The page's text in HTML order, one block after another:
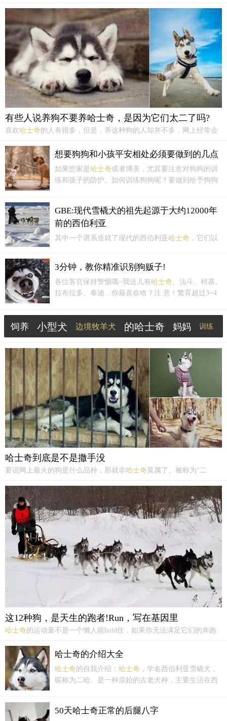
门，估计很难带回家！
哈士奇 耐寒程度：★★★★★（五颗星）
奇在狗界中耐寒程度排名第一。
有些人说养狗不要养哈士奇，是因为它们太二了吗?
喜欢哈士奇的人有很多，但是，养这种狗的人却并不多，网上经常会
的，除非你家里有矿。哈士奇靠着自己俊美的外表，迷醉了很多喜欢
狗狗的网友。甚至，还有些对狗不熟悉的人，经常错把它们当成狼。
想要狗狗和小孩平安相处必须要做到的几点
如果您家是哈士奇或者博美，尤其要注意对狗狗的训
练和孩子的防护。如何训练狗狗呢？要做到给予狗狗
轻重和时机的触碰狗狗，我们用食物和玩耍训练狗狗
对这种突发...
GBE:现代雪橇犬的祖先起源于大约12000年
前的西伯利亚
其中一个谱系造就了现代的西伯利亚 哈士奇 ，它们以
拉斯加雪橇犬。研究人员还发现，在大约 11,700 年前
结束的更新世末期的古代欧亚大陆，至少存在着两
个...
3分钟，教你精准识别狗贩子!
各位客官保持警惕哦~我这儿有哈士奇 、法斗、柯基、
拉布拉多、泰迪…你最喜欢啥？注 意！繁育超过3~4
做到同时饲养很多品种，还能繁育优质后代的。一个
犬舍如果喂养3个犬种，每天喂食、打扫、洗澡等等已
经...
饲养 小型犬 边境牧羊犬 的哈士奇 妈妈 训练
动物 识别 柯基 品种
哈士奇到底是不是撒手没
要说网上最火的狗是什么品种，那就非哈士奇莫属了。被称为“二
只要主人一撒手，那 哈士奇 就会逃得无影无踪。那么， 哈士奇到底是
撒手没呢?哈士奇 到底是不是“撒手没”要把这个问题弄清楚，还是要从
哈士奇起源的发展史说起。
这12种狗，是天生的跑者!Run，写在基因里
哈士奇的运动量不是一个懒人能hold住，如果你无法满足它们的奔跑
这12种狗是天生的跑者By：Dr. Becker翻译：张昕 M.D，KPA-CTP
最...
哈士奇的介绍大全
哈士奇的自我介绍： 哈士奇 ，学名西伯利亚雪橇犬，
昵称为二哈。是一种原始的古老犬种，主要生活在西
非常近的犬种，所以外形非常的像狼...
50天哈士奇正常的后腿八字